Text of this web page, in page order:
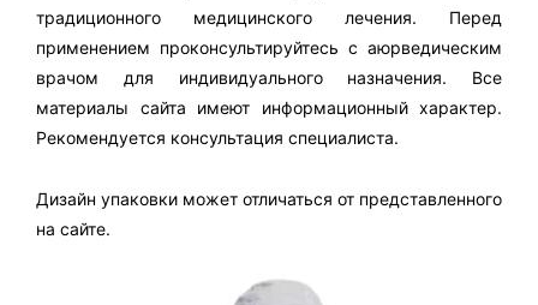
традиционного медицинского лечения. Перед
применением проконсультируйтесь с аюрведическим
врачом для индивидуального назначения. Все
материалы сайта имеют информационный характер.
Рекомендуется консультация специалиста.
Дизайн упаковки может отличаться от представленного
на сайте.